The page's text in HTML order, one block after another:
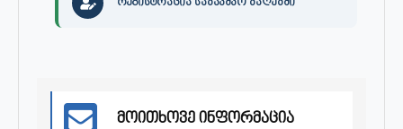
რეგისტრაცია საბავშვო ბაღებში
მოითხოვე ინფორმაცია